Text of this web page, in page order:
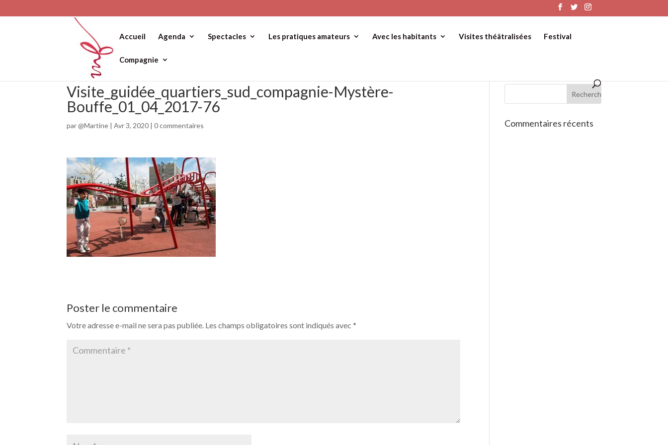
Accueil Agenda Spectacles Les pratiques amateurs Avec les habitants Visites théâtralisées Festival
Compagnie
Visite_guidée_quartiers_sud_compagnie-Mystère-
Bouffe_01_04_2017-76
par@Martine |Avr 3, 2020 |0 commentaires
Poster le commentaire
Votre adresse e-mail ne sera pas publiée. Les champs obligatoires sont indiqués avec*
Commentaires récents